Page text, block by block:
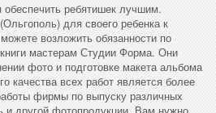
обеспечить ребятишек лучшим.
для своего ребенка к
возложить обязанности по
мастерам Студии Форма. Они
фото и подготовке макета альбома
качества всех работ является более
фирмы по выпуску различных